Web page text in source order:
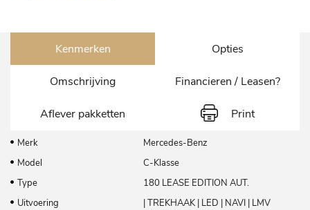
Kenmerken Opties
Omschrijving Financieren / Leasen?
Aflever pakketten Print
Merk
Mercedes-Benz
Model
C-Klasse
Type
180 LEASE EDITION AUT.
Uitvoering
| TREKHAAK | LED | NAVI | LMV